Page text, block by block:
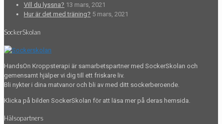
Vill du lyssna? 13 mars, 2021
Hur är det med träning? 5 mars, 2021
SockerSkolan
HandsOn Kroppsterapi är samarbetspartner med SockerSkolan och
gemensamt hjälper vi dig till ett friskare liv.
Bli nykter i dina matvanor och bli av med ditt sockerberoende.
Klicka på bilden SockerSkolan för att läsa mer på deras hemsida.
Hälsopartners